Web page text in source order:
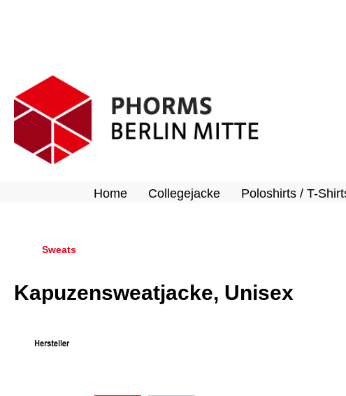
Home Collegejacke Poloshirts / T-
Sweats
Kapuzensweatjacke, Unisex